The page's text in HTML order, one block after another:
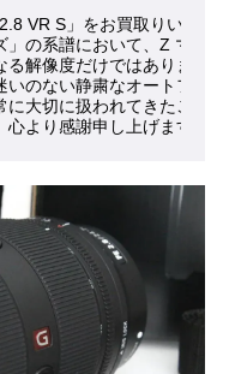
VR S」をお買取りいたし
」の系譜において、Z マウ
る解像度だけではありませ
いのない静粛なオートフォ
大切に扱われてきたこと
より感謝申し上げます。